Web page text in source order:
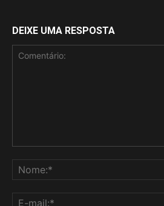
DEIXE UMA RESPOSTA